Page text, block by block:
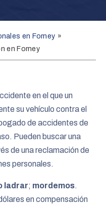
en Forney »
en Forney
en el que un
su vehículo contra el
de accidentes de
Pueden buscar una
de una reclamación de
personales.
ladrar; mordemos.
en compensación